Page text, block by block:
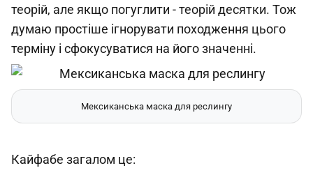
теорій, але якщо погуглити - теорій десятки. Тож
думаю простіше ігнорувати походження цього
терміну і сфокусуватися на його значенні.
Мексиканська маска для реслингу
Кайфабе загалом це: